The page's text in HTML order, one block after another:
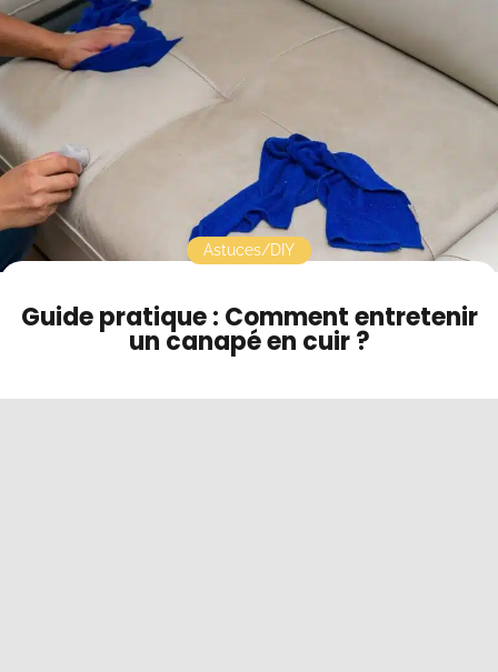
Contact
Mode sombre
Usage et protection au quotidien
Fréquences recommandées
Pourquoi le Chesterfield en cuir est un choix durable
FAQ entretien d’un canapé en cuir
Guide pratique : Comment entretenir
un canapé en cuir ?
Astuces/DIY